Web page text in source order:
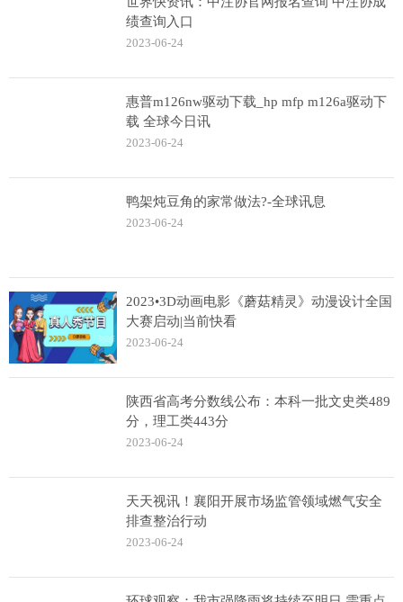
绩查询入口
2023-06-24
惠普m126nw驱动下载_hp mfp m126a驱动下
载 全球今日讯
2023-06-24
鸭架炖豆角的家常做法?-全球讯息
2023-06-24
2023•3D动画电影《蘑菇精灵》动漫设计全国
大赛启动|当前快看
2023-06-24
陕西省高考分数线公布：本科一批文史类489
分，理工类443分
2023-06-24
天天视讯！襄阳开展市场监管领域燃气安全
排查整治行动
2023-06-24